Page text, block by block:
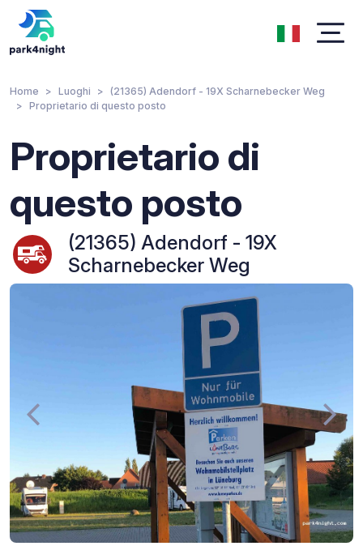
Home Luoghi
(21365) Adendorf - 19X Scharnebecker Weg
Proprietario di questo posto
Proprietario di
questo posto
(21365) Adendorf - 19X
Scharnebecker Weg